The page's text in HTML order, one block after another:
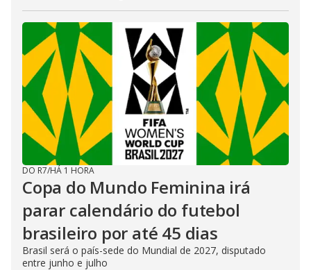
DO R7/HÁ 1 HORA
Copa do Mundo Feminina irá
parar calendário do futebol
brasileiro por até 45 dias
Brasil será o país-sede do Mundial de 2027, disputado
entre junho e julho